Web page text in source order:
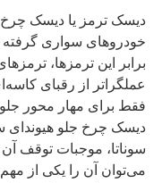
دیسک ترمز یا دیسک چرخ
خودروهای سواری گرفته
برابر این ترمزها،
عملگراتر از رقبای
فقط برای مهار محور
سوناتا، موجبات توقف
می‌توان آن را یکی از